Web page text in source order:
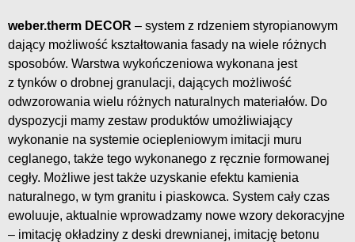
weber.therm DECOR – system z rdzeniem styropianowym
dający możliwość kształtowania fasady na wiele różnych
sposobów. Warstwa wykończeniowa wykonana jest
z tynków o drobnej granulacji, dających możliwość
odwzorowania wielu różnych naturalnych materiałów. Do
dyspozycji mamy zestaw produktów umożliwiający
wykonanie na systemie ociepleniowym imitacji muru
ceglanego, także tego wykonanego z ręcznie formowanej
cegły. Możliwe jest także uzyskanie efektu kamienia
naturalnego, w tym granitu i piaskowca. System cały czas
ewoluuje, aktualnie wprowadzamy nowe wzory dekoracyjne
– imitację okładziny z deski drewnianej, imitację betonu